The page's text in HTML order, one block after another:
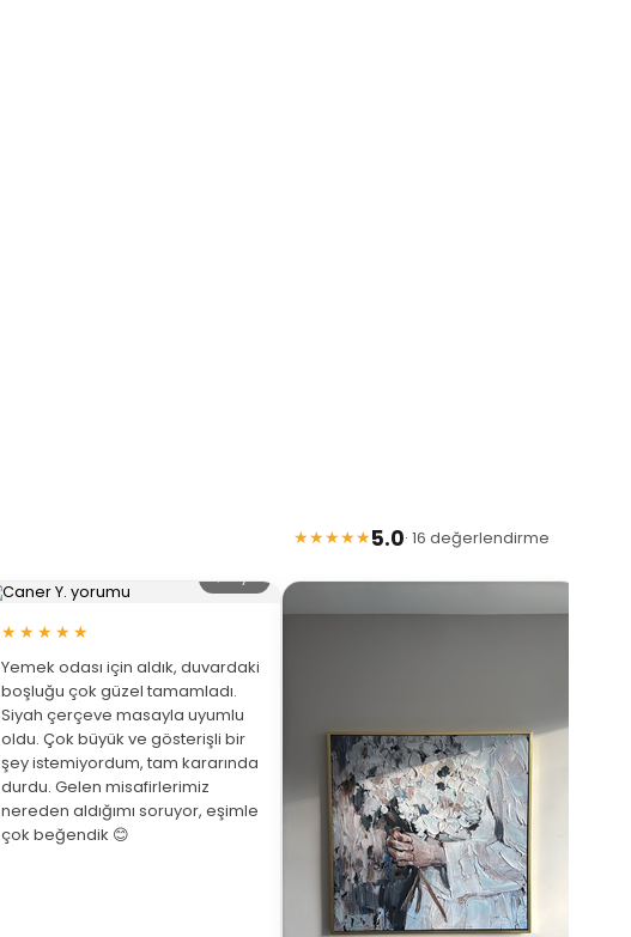
★★★★★5.0· 16 değerlendirme
★★★★★
Yemek odası için aldık, duvardaki
boşluğu çok güzel tamamladı.
Siyah çerçeve masayla uyumlu
oldu. Çok büyük ve gösterişli bir
şey istemiyordum, tam kararında
durdu. Gelen misafirlerimiz
nereden aldığımı soruyor, eşimle
çok beğendik 😊